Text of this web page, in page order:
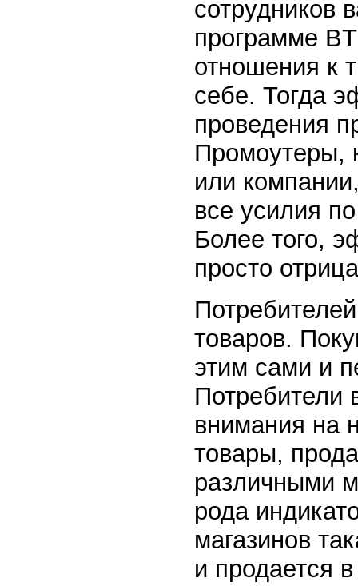
сотрудников
программе
отношения к
себе. Тогда
проведения
Промоутеры,
или
все усилия
Более того,
просто
товаров.
этим сами и
внимания на
товары,
различными
рода
магазинов
и продается